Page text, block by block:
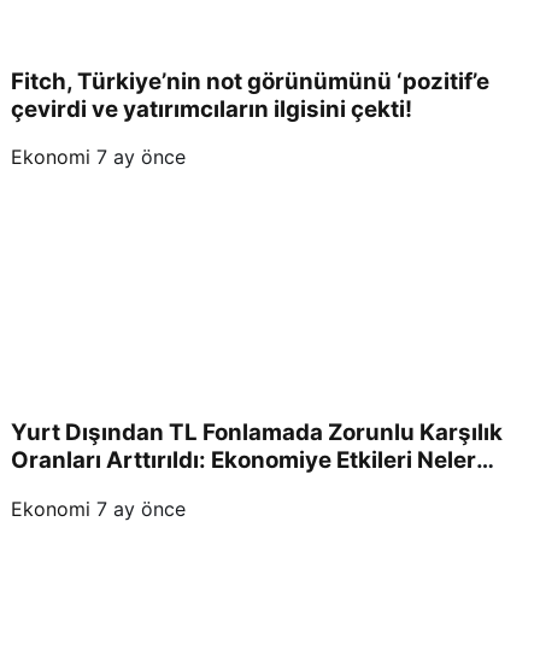
Fitch, Türkiye’nin not görünümünü ‘pozitif’e
çevirdi ve yatırımcıların ilgisini çekti!
Ekonomi 7 ay önce
Yurt Dışından TL Fonlamada Zorunlu Karşılık
Oranları Arttırıldı: Ekonomiye Etkileri Neler
Ekonomi 7 ay önce